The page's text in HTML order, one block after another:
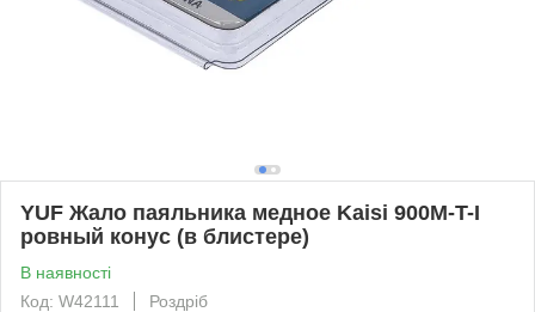
YUF Жало паяльника медное Kaisi 900M-T-I
ровный конус (в блистере)
В наявності
Код: W42111
Роздріб